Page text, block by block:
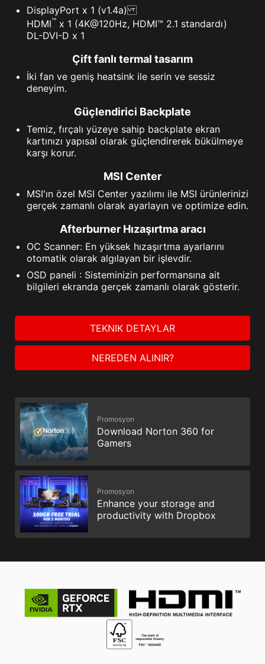
DisplayPort x 1 (v1.4a)
HDMI™ x 1 (4K@120Hz, HDMI™ 2.1 standardı)
DL-DVI-D x 1
Çift fanlı termal tasarım
İki fan ve geniş heatsink ile serin ve sessiz
deneyim.
Güçlendirici Backplate
Temiz, fırçalı yüzeye sahip backplate ekran
kartınızı yapısal olarak güçlendirerek bükülmeye
karşı korur.
MSI Center
MSI'ın özel MSI Center yazılımı ile MSI ürünlerinizi
gerçek zamanlı olarak ayarlayın ve optimize edin.
Afterburner Hızaşırtma aracı
OC Scanner: En yüksek hızaşırtma ayarlarını
otomatik olarak algılayan bir işlevdir.
OSD paneli : Sisteminizin performansına ait
bilgileri ekranda gerçek zamanlı olarak gösterir.
TEKNIK DETAYLAR
NEREDEN ALINIR?
Promosyon
Download Norton 360 for
Gamers
Promosyon
Enhance your storage and
productivity with Dropbox